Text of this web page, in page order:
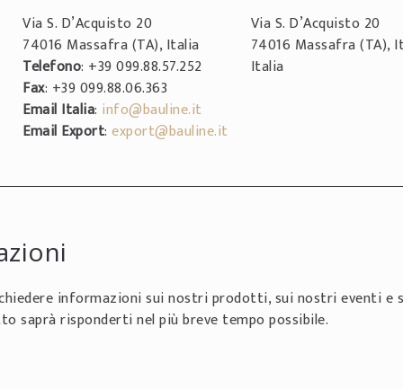
Via S. D’Acquisto 20
74016 Massafra (TA), Italia
Telefono: +39 099.88.57.252
Fax: +39 099.88.06.363
Email Italia: info@bauline.it
Email Export:export@bauline.it
Via S. D’Acquisto 20
74016 Massafra (TA),
Italia
informazioni sui nostri prodotti, sui nostri eventi
saprà risponderti nel più breve tempo possibile.